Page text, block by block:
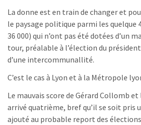
La donne est en train de changer et
le paysage politique parmi les quelque
36 000) qui n’ont pas été dotées d’un
tour, préalable à l’élection du
d’une intercommunallité.
C’est le cas à Lyon et à la Métropole
Le mauvais score de Gérard Collomb
arrivé quatrième, bref qu’il se soit pris
ajouté au probable report des